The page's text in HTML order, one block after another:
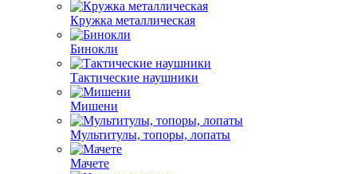
Кружка металлическая
Бинокли
Тактические наушники
Мишени
Мультитулы, топоры, лопаты
Мачете